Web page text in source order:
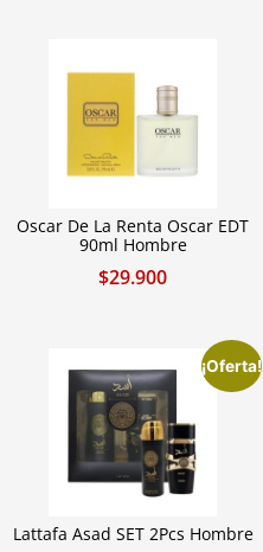
Oscar De La Renta Oscar EDT
90ml Hombre
$29.900
¡Oferta!
Lattafa Asad SET 2Pcs Hombre